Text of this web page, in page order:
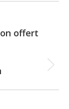
offert